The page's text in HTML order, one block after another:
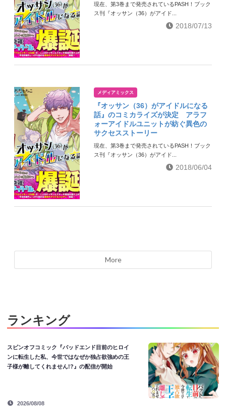
現在、第3巻まで発売されているPASH！ブック
ス刊『オッサン（36）がアイド...
2018/07/13
メディアミックス
『オッサン（36）がアイドルになる
話』のコミカライズが決定 アラフ
ォーアイドルユニットが紡ぐ異色の
サクセスストーリー
現在、第3巻まで発売されているPASH！ブック
ス刊『オッサン（36）がアイド...
2018/06/04
More
ランキング
スピンオフコミック『バッドエンド目前のヒロイ
ンに転生した私、今世ではなぜか独占欲強めの王
子様が離してくれません!?』の配信が開始
2026/08/08